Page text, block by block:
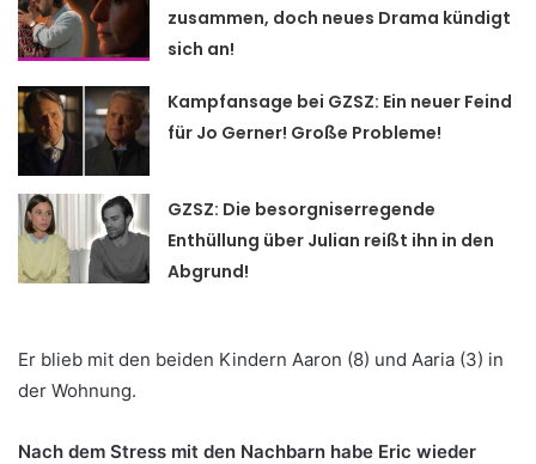
zusammen, doch neues Drama kündigt
sich an!
Kampfansage bei GZSZ: Ein neuer Feind
für Jo Gerner! Große Probleme!
GZSZ: Die besorgniserregende
Enthüllung über Julian reißt ihn in den
Abgrund!
Er blieb mit den beiden Kindern Aaron (8) und Aaria (3) in
der Wohnung.
Nach dem Stress mit den Nachbarn habe Eric wieder